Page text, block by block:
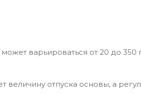
варьироваться от 20 до 350
величину отпуска основы, а